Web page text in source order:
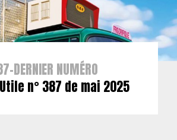
DERNIER NUMÉRO
n° 387 de mai 2025